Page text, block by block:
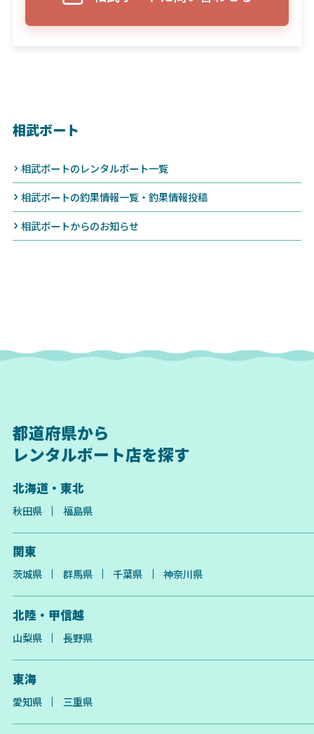
相武ボート
相武ボートのレンタルボート一覧
相武ボートの釣果情報一覧・釣果情報投稿
相武ボートからのお知らせ
都道府県から
レンタルボート店を探す
北海道・東北
秋田県 福島県
関東
茨城県 群馬県 千葉県 神奈川県
北陸・甲信越
山梨県 長野県
東海
愛知県 三重県